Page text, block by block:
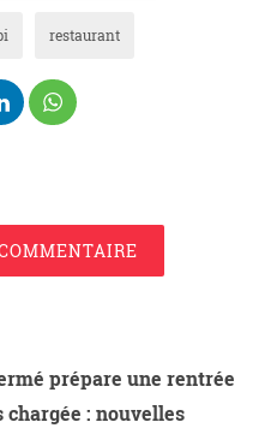
restaurant
prépare une rentrée
chargée : nouvelles